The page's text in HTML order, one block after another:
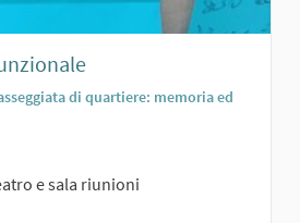
di quartiere: memoria ed
e sala riunioni